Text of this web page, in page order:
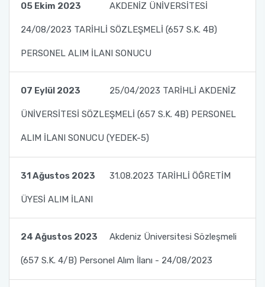
05 Ekim 2023 AKDENİZ ÜNİVERSİTESİ
24/08/2023 TARİHLİ SÖZLEŞMELİ (657 S.K. 4B)
PERSONEL ALIM İLANI SONUCU
07 Eylül 2023 25/04/2023 TARİHLİ AKDENİZ
ÜNİVERSİTESİ SÖZLEŞMELİ (657 S.K. 4B) PERSONEL
ALIM İLANI SONUCU (YEDEK-5)
31 Ağustos 2023 31.08.2023 TARİHLİ ÖĞRETİM
ÜYESİ ALIM İLANI
24 Ağustos 2023 Akdeniz Üniversitesi Sözleşmeli
(657 S.K. 4/B) Personel Alım İlanı - 24/08/2023